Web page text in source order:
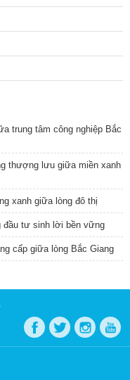
trung tâm công nghiệp Bắc
thượng lưu giữa miền xanh
xanh giữa lòng đô thị
đầu tư sinh lời bền vững
cấp giữa lòng Bắc Giang